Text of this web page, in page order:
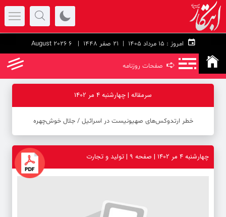
امروز : 21 صفر 1448 | 6 August 2026
➪ صفحات روزنامه
سرمقاله | چهارشنبه 4 مر 1402
خطر ارتدوکس‌های صهیونیست در اسرائیل ‪/‬ جلال خوش‌چهره
چهارشنبه 4 مر 1402 | صفحه ۹ | تولید و تجارت